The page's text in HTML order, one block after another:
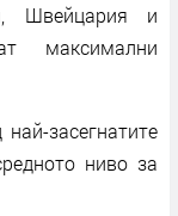
Швейцария и
максимални
засегнатите
ниво за